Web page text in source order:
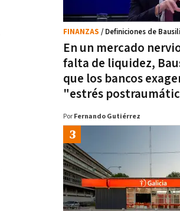
En un mercado
falta de liquidez,
que los bancos
"estrés
FINANZAS / Definiciones de Bausili
Por Fernando Gutiérrez